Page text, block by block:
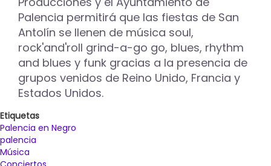
Palencia permitirá que las fiestas de San
Antolín se llenen de música soul,
rock'and'roll grind-a-go go, blues, rhythm
and blues y funk gracias a la presencia de
grupos venidos de Reino Unido, Francia y
Estados Unidos.
Etiquetas
Palencia en Negro
palencia
Música